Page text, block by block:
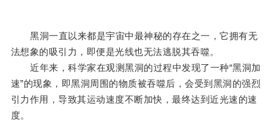
黑洞一直以来都是宇宙中最神秘的存在之一，它拥有无
法想象的吸引力，即便是光线也无法逃脱其吞噬。
近年来，科学家在观测黑洞的过程中发现了一种“黑洞加
速”的现象，即黑洞周围的物质被吞噬后，会受到黑洞的强烈
引力作用，导致其运动速度不断加快，最终达到近光速的速
度。